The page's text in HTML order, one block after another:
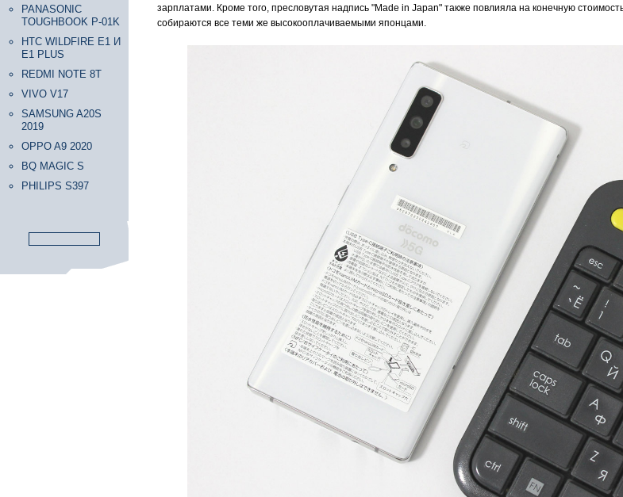
PANASONIC
TOUGHBOOK P-01K
HTC WILDFIRE E1 И
E1 PLUS
REDMI NOTE 8T
VIVO V17
SAMSUNG A20S
2019
OPPO A9 2020
BQ MAGIC S
PHILIPS S397
зарплатами. Кроме того, пресловутая надпись "Made in Japan" также повлияла на конечную
собираются все теми же высокооплачиваемыми японцами.